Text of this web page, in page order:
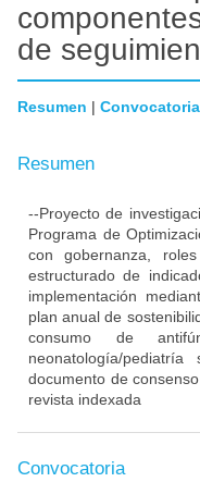
de
Resumen | Convocatoria
Resumen
--Proyecto de
Programa de
con gobernanza,
estructurado de
implementación
plan anual de
consumo de
neonatología/
documento de
revista indexada
Convocatoria